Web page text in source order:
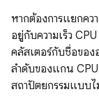
หากต้องการแยกคว
อยู่กับความเร็ว
คลัสเตอร์กับชื่อของ
ลำดับของแกน
สถาปัตยกรรมแบบ